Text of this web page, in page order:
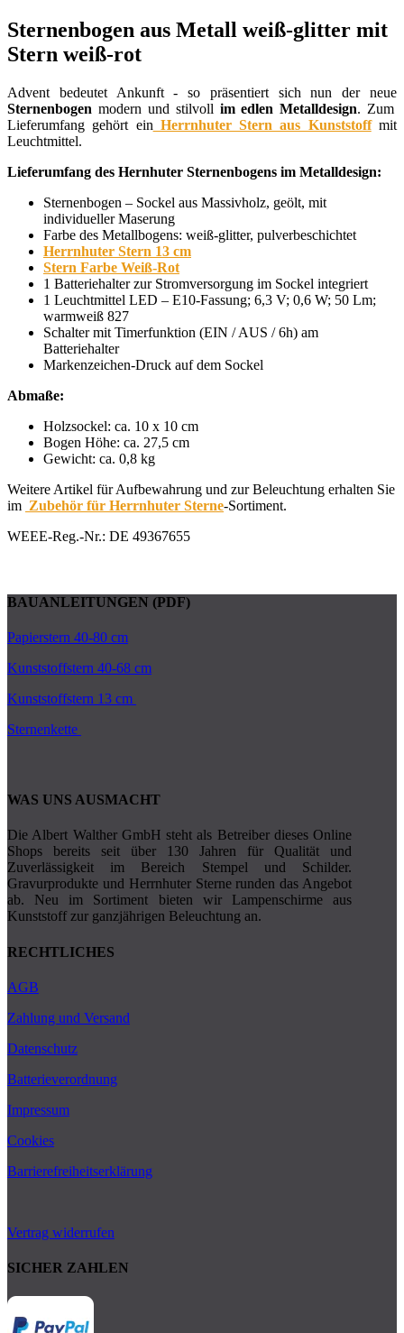
Sternenbogen aus Metall weiß-glitter mit
Stern weiß-rot
Advent bedeutet Ankunft - so präsentiert sich nun der neue
Sternenbogen modern und stilvoll im edlen Metalldesign. Zum
Lieferumfang gehört ein Herrnhuter Stern aus Kunststoffmit
Leuchtmittel.
Lieferumfang des Hernhuter Sternenbogens im Metalldesign:
Sternenbogen – Sockel aus Massivholz, geölt, mit
individueller Maserung
Farbe des Metallbogens: weiß-glitter, pulverbeschichtet
Herrnhuter Stern 13 cm
Stern Farbe Weiß-Rot
1 Batteriehalter zur Stromversorgung im Sockel integriert
1 Leuchtmittel LED – E10-Fassung; 6,3 V; 0,6 W; 50 Lm;
warmweiß 827
Schalter mit Timerfunktion (EIN / AUS / 6h) am
Batteriehalter
Markenzeichen-Druck auf dem Sockel
Abmaße:
Holzsockel: ca. 10 x 10 cm
Bogen Höhe: ca. 27,5 cm
Gewicht: ca. 0,8 kg
Weitere Artikel für Aufbewahrung und zur Beleuchtung erhalten Sie
im Zubehör für Herrnhuter Sterne-Sortiment.
WEEE-Reg.-Nr.: DE 49367655
BAUANLEITUNGEN (PDF)
Papierstern 40-80 cm
Kunststoffstern 40-68 cm
Kunststoffstern 13 cm
Sternenkette
WAS UNS AUSMACHT
Die Albert Walther GmbH steht als Betreiber dieses Online
Shops bereits seit über 130 Jahren für Qualität und
Zuverlässigkeit im Bereich Stempel und Schilder.
Gravurprodukte und Herrnhuter Sterne runden das Angebot
ab. Neu im Sortiment bieten wir Lampenschirme aus
Kunststoff zur ganzjährigen Beleuchtung an.
RECHTLICHES
AGB
Zahlung und Versand
Datenschutz
Batterieverordnung
Impressum
Cookies
Barrierefreiheitserklärung
Vertrag widerrufen
SICHER ZAHLEN